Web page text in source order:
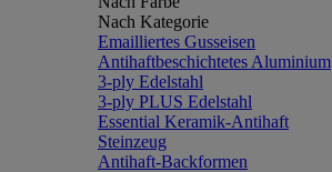
Nach Kategorie
Emailliertes Gusseisen
Antihaftbeschichtetes Aluminium
3-ply Edelstahl
3-ply PLUS Edelstahl
Essential Keramik-Antihaft
Steinzeug
Antihaft-Backformen